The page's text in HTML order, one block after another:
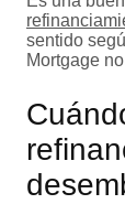
sentido
Mortgage